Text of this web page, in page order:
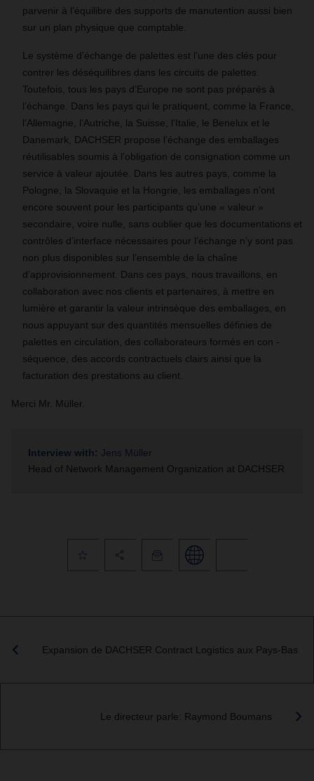
parvenir à l’équilibre des supports de manutention aussi bien
sur un plan physique que comptable.
Le système d’échange de palettes est l’une des clés pour
contrer les déséquilibres dans les circuits de palettes.
Toutefois, tous les pays d’Europe ne sont pas préparés à
l’échange. Dans les pays qui le pratiquent, comme la France,
l’Allemagne, l’Autriche, la Suisse, l’Italie, le Benelux et le
Danemark, DACHSER propose l’échange des emballages
réutilisables soumis à l’obligation de consignation comme un
service à valeur ajoutée. Dans les autres pays, comme la
Pologne, la Slovaquie et la Hongrie, les emballages n’ont
encore souvent pour les participants qu’une « valeur »
secondaire, voire nulle, sans oublier que les documentations et
contrôles d’interface nécessaires pour l’échange n’y sont pas
non plus disponibles sur l’ensemble de la chaîne
d’approvisionnement. Dans ces pays, nous travaillons, en
collaboration avec nos clients et partenaires, à mettre en
lumière et garantir la valeur intrinsèque des emballages, en
nous appuyant sur des quantités mensuelles définies de
palettes en circulation, des collaborateurs formés en con -
séquence, des accords contractuels clairs ainsi que la
facturation des prestations au client.
Merci Mr. Müller.
Interview with: Jens Müller
Head of Network Management Organization at DACHSER
Expansion de DACHSER Contract Logistics aux Pays-Bas
Le directeur parle: Raymond Boumans